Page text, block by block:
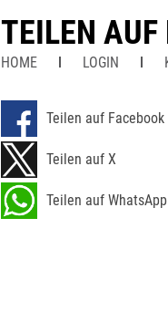
TEILEN AUF
HOME LOGIN
Teilen auf Facebook
Teilen auf X
Teilen auf WhatsApp